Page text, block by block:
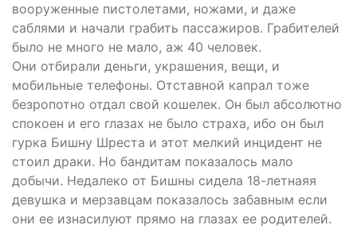
вооруженные пистолетами, ножами, и даже
саблями и начали грабить пассажиров. Грабителей
было не много не мало, аж 40 человек.
Они отбирали деньги, украшения, вещи, и
мобильные телефоны. Отставной капрал тоже
безропотно отдал свой кошелек. Он был абсолютно
спокоен и его глазах не было страха, ибо он был
гурка Бишну Шреста и этот мелкий инцидент не
стоил драки. Но бандитам показалось мало
добычи. Недалеко от Бишны сидела 18-летнаяя
девушка и мерзавцам показалось забавным если
они ее изнасилуют прямо на глазах ее родителей.